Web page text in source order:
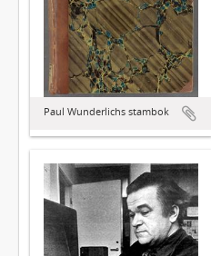
Paul Wunderlichs stambok